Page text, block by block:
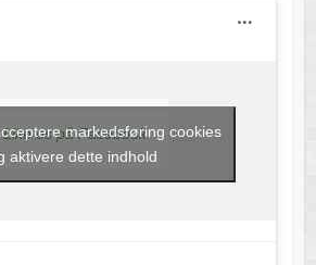
Like os på Facebook
markedsføring cookies
aktivere dette indhold